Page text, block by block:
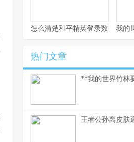
怎么清楚和平精英登录数据，玩
我的
热门文章
**我的世界竹林
王者公孙离皮肤